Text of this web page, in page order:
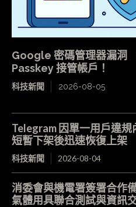
Google 密碼管理器漏洞
Passkey 接管帳戶！
科技新聞 2026-08-05
Telegram 因單一用戶違
短暫下架後迅速恢復上架
科技新聞 2026-08-04
消委會與機電署簽署合作
氣體用具聯合測試與資訊